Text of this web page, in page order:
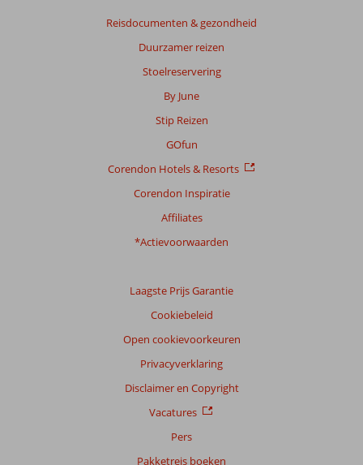
Reisdocumenten & gezondheid
Duurzamer reizen
Stoelreservering
By June
Stip Reizen
GOfun
Corendon Hotels & Resorts
Corendon Inspiratie
Affiliates
*Actievoorwaarden
Laagste Prijs Garantie
Cookiebeleid
Open cookievoorkeuren
Privacyverklaring
Disclaimer en Copyright
Vacatures
Pers
Pakketreis boeken